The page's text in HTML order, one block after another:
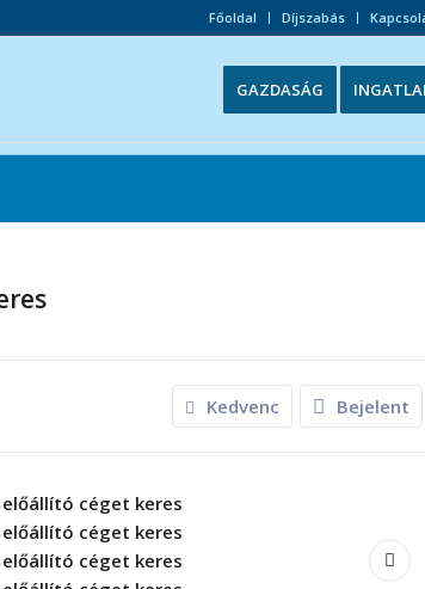
Főoldal Díjszabás
GAZDASÁG
Kedvenc Bejelent